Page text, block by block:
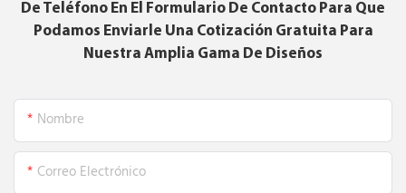
De Teléfono En El Formulario De Contacto Para Que
Podamos Enviarle Una Cotización Gratuita Para
Nuestra Amplia Gama De Diseños
Nombre
Correo Electrónico